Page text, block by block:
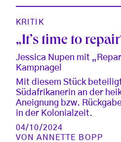
KRITIK
„It’s time to
Jessica Nupen mit
Kampnagel
Mit diesem Stück
Südafrikanerin an der
Aneignung bzw.
in der Kolonialzeit.
04/10/2024
VONANNETTE BOPP